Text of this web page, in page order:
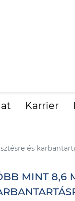
Karrier
és
MINT 8,6